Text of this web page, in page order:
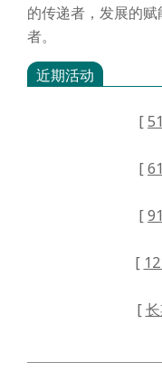
的传递者，发展的
者。
近期活动
[
[
[
[
[